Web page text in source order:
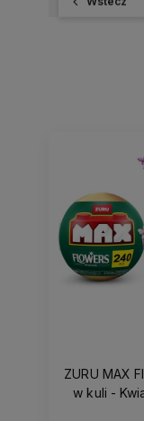
ZURU MAX
w kuli -